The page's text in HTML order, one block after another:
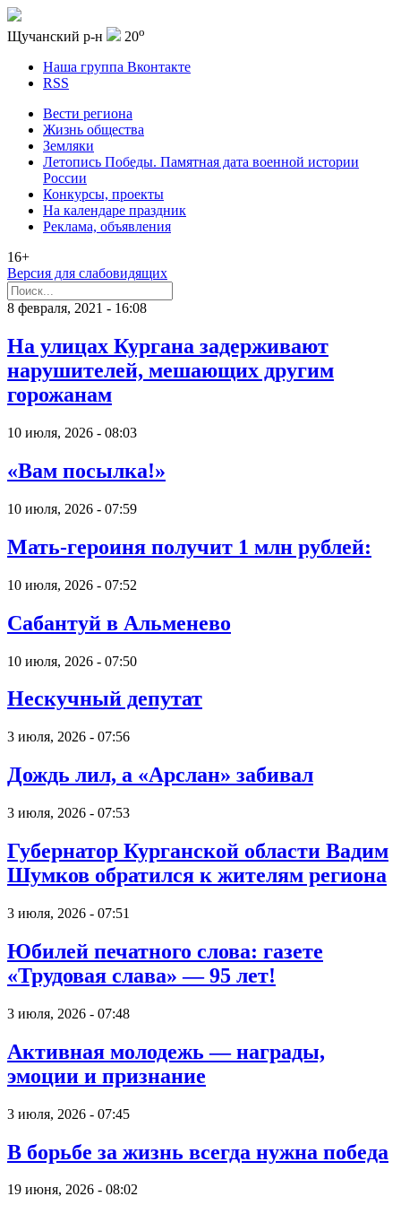
Щучанский р-н 20o
Наша группа Вконтакте
RSS
Вести региона
Жизнь общества
Земляки
Летопись Победы. Памятная дата военной истории
России
Конкурсы, проекты
На календаре праздник
Реклама, объявления
16+
Версия для слабовидящих
8 февраля, 2021 - 16:08
На улицах Кургана задерживают
нарушителей, мешающих другим
горожанам
10 июля, 2026 - 08:03
«Вам посылка!»
10 июля, 2026 - 07:59
Мать-героиня получит 1 млн рублей:
10 июля, 2026 - 07:52
Сабантуй в Альменево
10 июля, 2026 - 07:50
Нескучный депутат
3 июля, 2026 - 07:56
Дождь лил, а «Арслан» забивал
3 июля, 2026 - 07:53
Губернатор Курганской области Вадим
Шумков обратился к жителям региона
3 июля, 2026 - 07:51
Юбилей печатного слова: газете
«Трудовая слава» — 95 лет!
3 июля, 2026 - 07:48
Активная молодежь — награды,
эмоции и признание
3 июля, 2026 - 07:45
В борьбе за жизнь всегда нужна победа
19 июня, 2026 - 08:02